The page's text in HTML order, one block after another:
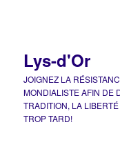
Lys-d'Or
JOIGNEZ LA
MONDIALISTE AFIN DE
TRADITION, LA
TROP TARD!